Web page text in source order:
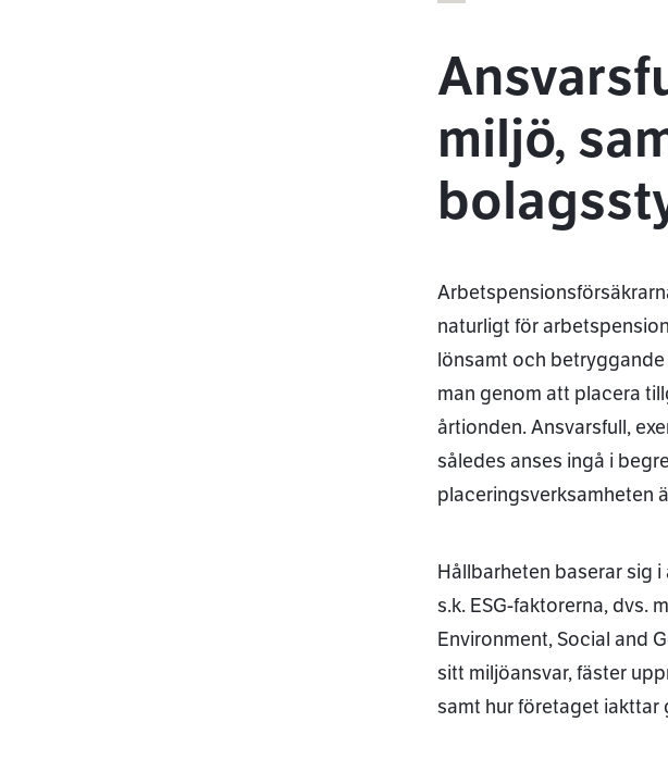
miljö,
naturligt för
lönsamt och
man genom att placera
årtionden. Ansvarsfull,
således anses ingå i
placeringsverksamheten
Hållbarheten baserar sig
s.k. ESG-faktorerna, dvs.
Environment, Social and
sitt miljöansvar, fäster
samt hur företaget